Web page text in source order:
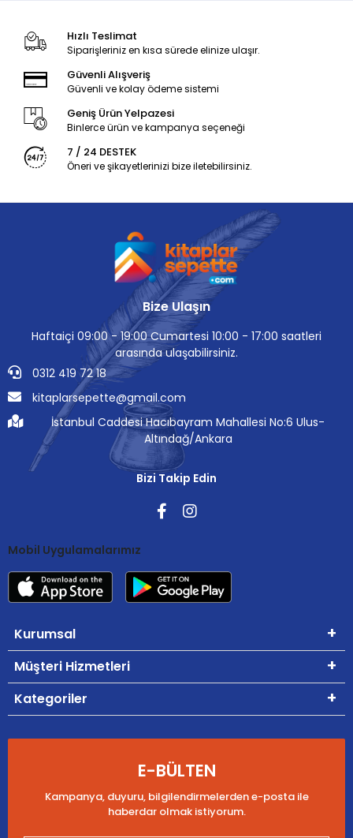
Hızlı Teslimat
Siparişleriniz en kısa sürede elinize ulaşır.
Güvenli Alışveriş
Güvenli ve kolay ödeme sistemi
Geniş Ürün Yelpazesi
Binlerce ürün ve kampanya seçeneği
7 / 24 DESTEK
Öneri ve şikayetlerinizi bize iletebilirsiniz.
Bize Ulaşın
Haftaiçi 09:00 - 19:00 Cumartesi 10:00 - 17:00 saatleri
arasında ulaşabilirsiniz.
0312 419 72 18
kitaplarsepette@gmail.com
İstanbul Caddesi Hacıbayram Mahallesi No:6 Ulus-
Altındağ/Ankara
Bizi Takip Edin
Mobil Uygulamalarımız
Kurumsal
Müşteri Hizmetleri
Kategoriler
E-BÜLTEN
Kampanya, duyuru, bilgilendirmelerden e-posta ile
haberdar olmak istiyorum.